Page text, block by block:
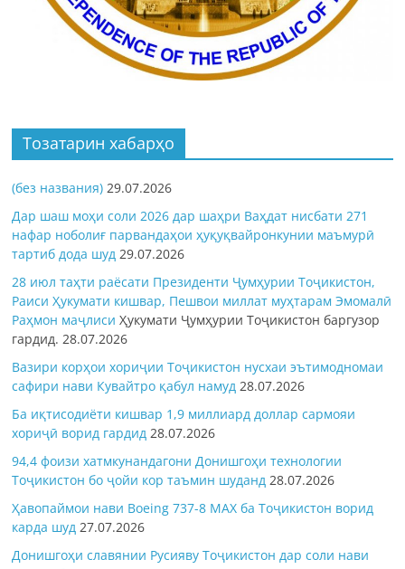
Тозатарин хабарҳо
(без названия) 29.07.2026
Дар шаш моҳи соли 2026 дар шаҳри Ваҳдат нисбати 271
нафар ноболиғ парвандаҳои ҳуқуқвайронкунии маъмурӣ
тартиб дода шуд 29.07.2026
28 июл таҳти раёсати Президенти Ҷумҳурии Тоҷикистон,
Раиси Ҳукумати кишвар, Пешвои миллат муҳтарам Эмомалӣ
Раҳмон маҷлисиҲукумати Ҷумҳурии Тоҷикистон баргузор
гардид.28.07.2026
Вазири корҳои хориҷии Тоҷикистон нусхаи эътимодномаи
сафири нави Кувайтро қабул намуд 28.07.2026
Ба иқтисодиёти кишвар 1,9 миллиард доллар сармояи
хориҷӣ ворид гардид 28.07.2026
94,4 фоизи хатмкунандагони Донишгоҳи технологии
Тоҷикистон бо ҷойи кор таъмин шуданд 28.07.2026
Ҳавопаймои нави Boeing 737-8 MAX ба Тоҷикистон ворид
карда шуд 27.07.2026
Донишгоҳи славянии Русияву Тоҷикистон дар соли нави